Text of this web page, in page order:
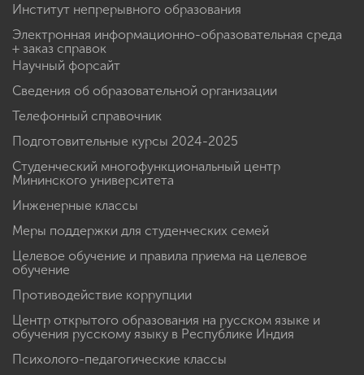
Институт непрерывного образования
Электронная информационно-образовательная среда
+ заказ справок
Научный форсайт
Сведения об образовательной организации
Телефонный справочник
Подготовительные курсы 2024-2025
Студенческий многофункциональный центр
Мининского университета
Инженерные классы
Меры поддержки для студенческих семей
Целевое обучение и правила приема на целевое
обучение
Противодействие коррупции
Центр открытого образования на русском языке и
обучения русскому языку в Республике Индия
Психолого-педагогические классы